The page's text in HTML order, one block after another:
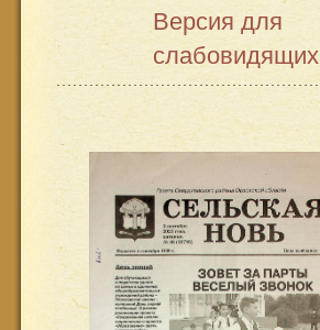
Версия для
слабовидящих